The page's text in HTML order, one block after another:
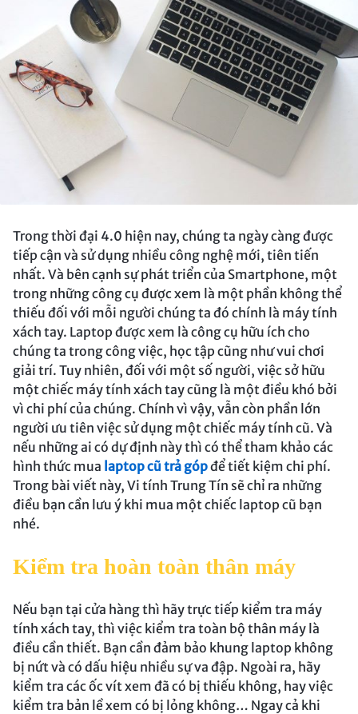
Trong thời đại 4.0 hiện nay, chúng ta ngày càng được
tiếp cận và sử dụng nhiều công nghệ mới, tiên tiến
nhất. Và bên cạnh sự phát triển của Smartphone, một
trong những công cụ được xem là một phần không thể
thiếu đối với mỗi người chúng ta đó chính là máy tính
xách tay. Laptop được xem là công cụ hữu ích cho
chúng ta trong công việc, học tập cũng như vui chơi
giải trí. Tuy nhiên, đối với một số người, việc sở hữu
một chiếc máy tính xách tay cũng là một điều khó bởi
vì chi phí của chúng. Chính vì vậy, vẫn còn phần lớn
người ưu tiên việc sử dụng một chiếc máy tính cũ. Và
nếu những ai có dự định này thì có thể tham khảo các
hình thức mua laptop cũ trả gópđể tiết kiệm chi phí.
Trong bài viết này, Vi tính Trung Tín sẽ chỉ ra những
điều bạn cần lưu ý khi mua một chiếc laptop cũ bạn
nhé.
Kiểm tra hoàn toàn thân máy
Nếu bạn tại cửa hàng thì hãy trực tiếp kiểm tra máy
tính xách tay, thì việc kiểm tra toàn bộ thân máy là
điều cần thiết. Bạn cần đảm bảo khung laptop không
bị nứt và có dấu hiệu nhiều sự va đập. Ngoài ra, hãy
kiểm tra các ốc vít xem đã có bị thiếu không, hay việc
kiểm tra bản lề xem có bị lỏng không… Ngay cả khi